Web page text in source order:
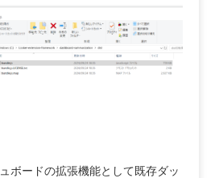
ボードの拡張機能として既存ダッ